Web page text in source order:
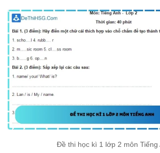
Đề thi học kì 1 lớp 2 môn Tiếng